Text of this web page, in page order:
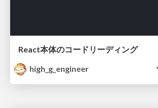
React本体のコードリーディング
high_g_engineer